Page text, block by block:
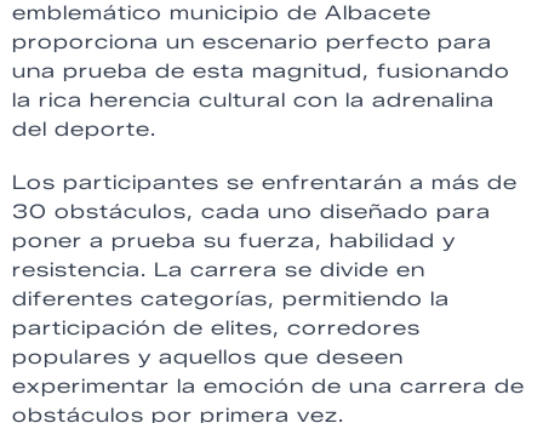
emblemático municipio de Albacete
proporciona un escenario perfecto para
una prueba de esta magnitud, fusionando
la rica herencia cultural con la adrenalina
del deporte.
Los participantes se enfrentarán a más de
30 obstáculos, cada uno diseñado para
poner a prueba su fuerza, habilidad y
resistencia. La carrera se divide en
diferentes categorías, permitiendo la
participación de elites, corredores
populares y aquellos que deseen
experimentar la emoción de una carrera de
obstáculos por primera vez.